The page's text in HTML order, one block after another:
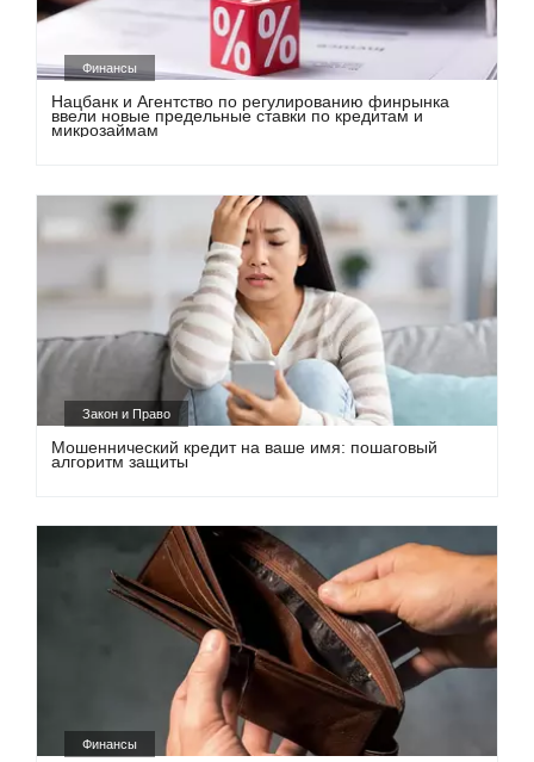
Финансы
Нацбанк и Агентство по регулированию финрынка
ввели новые предельные ставки по кредитам и
микрозаймам
Закон и Право
Мошеннический кредит на ваше имя: пошаговый
алгоритм защиты
Финансы